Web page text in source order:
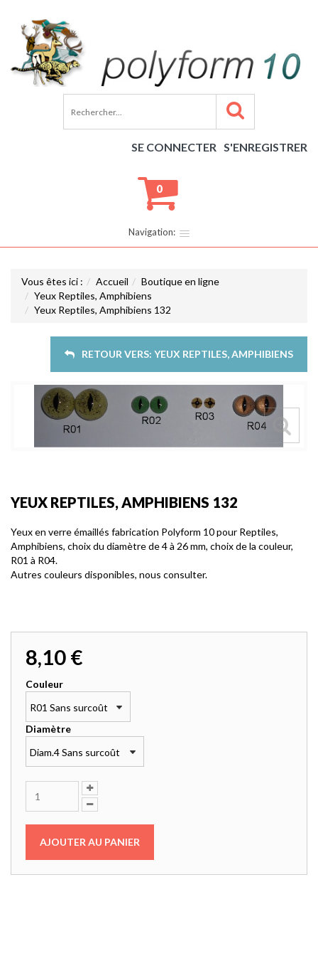
SE CONNECTER S'ENREGISTRER
0
Navigation:
Vous êtes ici : Accueil
Boutique en ligne
Yeux Reptiles, Amphibiens
Yeux Reptiles, Amphibiens 132
RETOUR VERS: YEUX REPTILES, AMPHIBIENS
YEUX REPTILES, AMPHIBIENS 132
Yeux en verre émaillés fabrication Polyform 10 pour Reptiles,
Amphibiens, choix du diamètre de 4 à 26 mm, choix de la couleur,
R01 à R04.
Autres couleurs disponibles, nous consulter.
8,10 €
Couleur
R01 Sans surcoût
Diamètre
Diam.4 Sans surcoût